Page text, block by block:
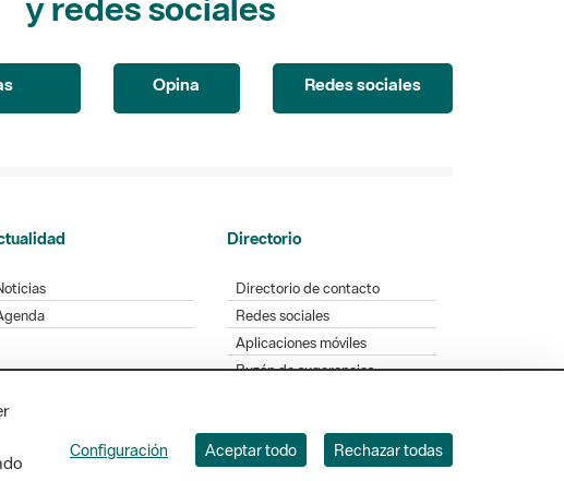
Redes sociales
Aplicaciones móviles
Buzón de sugerencias
Opinión sobre los parques
1a planta. Badajoz, 49. 08005 Barcelona. Tel. 934 022 428
Configuración Aceptar todo Rechazar todas